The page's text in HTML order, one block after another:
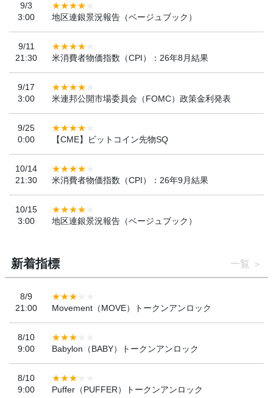
9/3
3:00
地区連銀景況報告（ベージュブック）
9/11
21:30
米消費者物価指数（CPI）：26年8月結果
9/17
3:00
米連邦公開市場委員会（FOMC）政策金利発表
9/25
0:00
【CME】ビットコイン先物SQ
10/14
21:30
米消費者物価指数（CPI）：26年9月結果
10/15
3:00
地区連銀景況報告（ベージュブック）
新着指標 一覧
8/9
21:00
Movement（MOVE）トークンアンロック
8/10
9:00
Babylon（BABY）トークンアンロック
8/10
9:00
Puffer（PUFFER）トークンアンロック